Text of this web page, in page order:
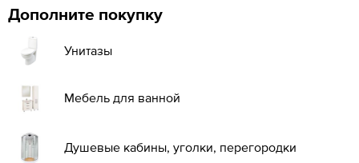
Дополните покупку
Унитазы
Мебель для ванной
Душевые кабины, уголки, перегородки